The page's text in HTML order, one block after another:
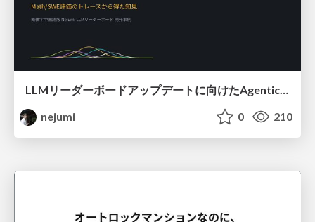
LLMリーダーボードアップデートに向けたAgentic Math_SWEのトレースについて
nejumi
0 210